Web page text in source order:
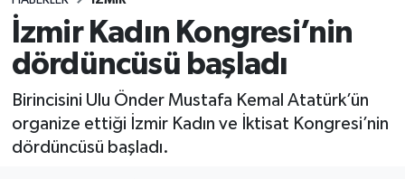
İzmir Kadın Kongresi’nin
dördüncüsü başladı
Birincisini Ulu Önder Mustafa Kemal Atatürk’ün
organize ettiği İzmir Kadın ve İktisat Kongresi’nin
dördüncüsü başladı.
İZMİR
ÖZEL HABER
Programlar